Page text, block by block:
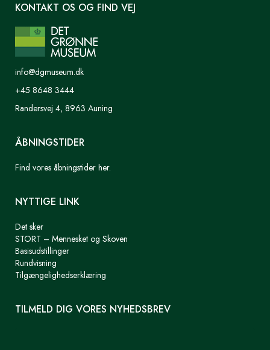
KONTAKT OS OG FIND VEJ
info@dgmuseum.dk
+45 8648 3444
Randersvej 4, 8963 Auning
ÅBNINGSTIDER
Find vores åbningstider her.
NYTTIGE LINK
Det sker
STORT – Mennesket og Skoven
Basisudstillinger
Rundvisning
Tilgængelighedserklæring
TILMELD DIG VORES NYHEDSBREV